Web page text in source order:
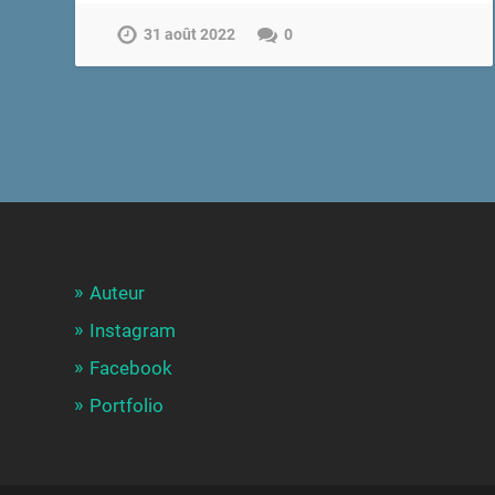
31 août 2022 0
Auteur
Instagram
Facebook
Portfolio